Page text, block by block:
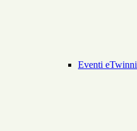
Eventi